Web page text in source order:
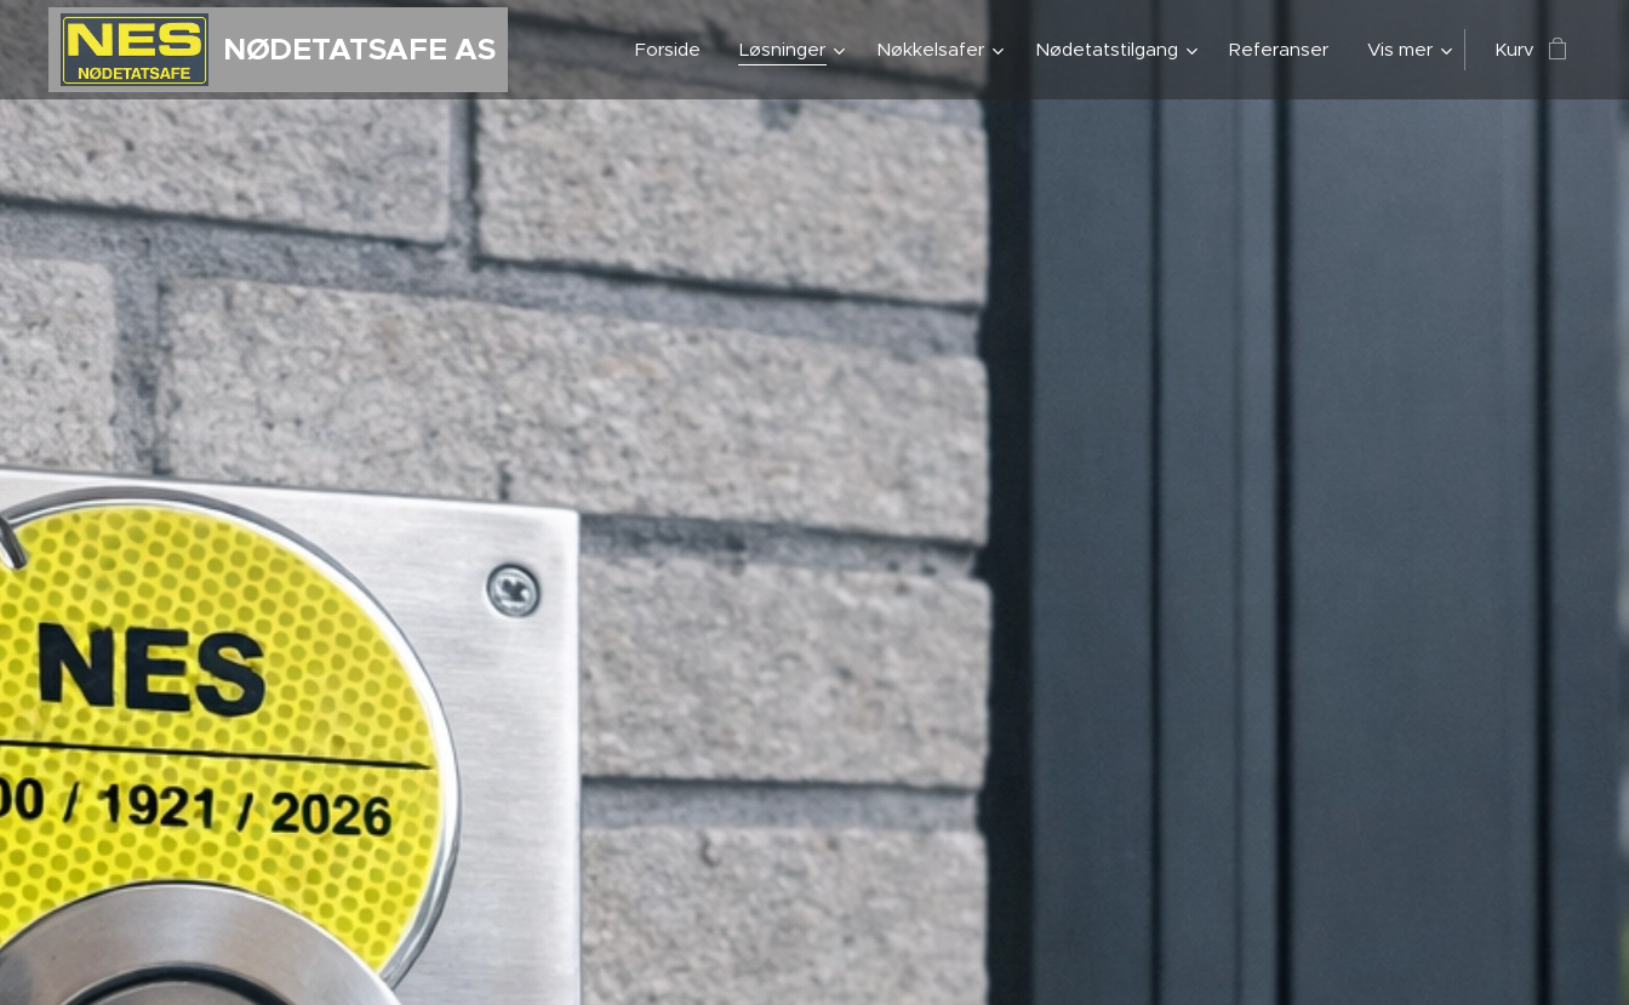
NØDETATSAFE AS Forside Løsninger Nøkkelsafer Nødetatstilgang Referanser Vis mer Kurv